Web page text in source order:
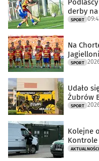
derby
SPORT
Na
SPORT
Udało
Żubrów
SPORT
Kolejne
Kontrole
AKTUALNOŚCI